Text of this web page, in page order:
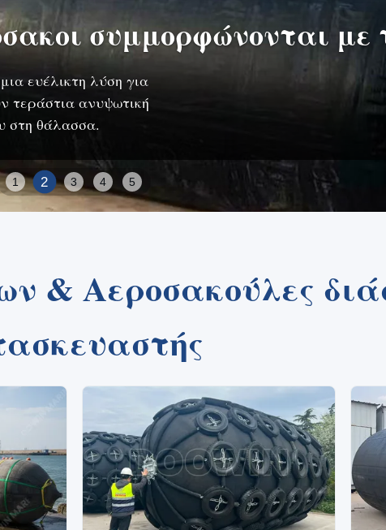
συμμορφώνονται με
ευέλικτη λύση για
τεράστια ανυψωτική
στη θάλασσα.
1 2 3 4 5
& Αεροσακούλες